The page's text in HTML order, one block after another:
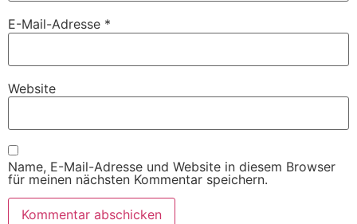
E-Mail-Adresse *
Website
Name, E-Mail-Adresse und Website in diesem Browser
für meinen nächsten Kommentar speichern.